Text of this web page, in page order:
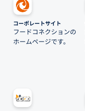
コーポレートサイト
フードコネクションの
ホームページです。